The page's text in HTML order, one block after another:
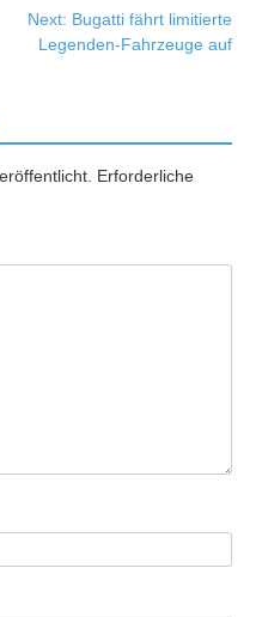
Next: Bugatti fährt limitierte
Legenden-Fahrzeuge auf
Erforderliche